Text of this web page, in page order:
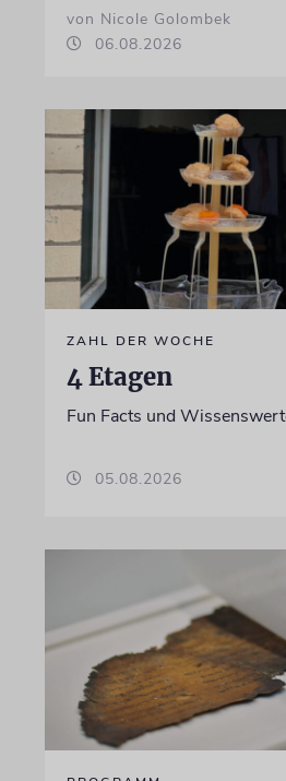
von Nicole Golombek
06.08.2026
ZAHL DER WOCHE
4 Etagen
Fun Facts und
05.08.2026